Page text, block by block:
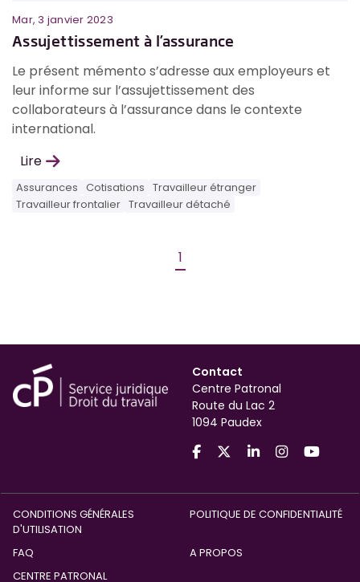
Mar, 3 janvier 2023
Assujettissement à l’assurance
Le présent mémento s’adresse aux employeurs et
leur informe sur l’assujettissement des
collaborateurs à l’assurance dans le contexte
international.
Lire
Assurances Cotisations Travailleur étranger
Travailleur frontalier Travailleur détaché
1
Contact
Centre Patronal
Route du Lac 2
1094 Paudex
CONDITIONS GÉNÉRALES
D'UTILISATION
POLITIQUE DE CONFIDENTIALITÉ
FAQ
A PROPOS
CENTRE PATRONAL